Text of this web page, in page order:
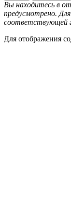
Вы находитесь в
предусмотрено.
соответствующей
Для отображения